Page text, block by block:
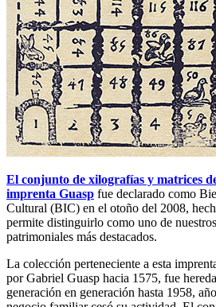
El conjunto de xilografías y matrices
imprenta Guasp fue declarado como
Cultural (BIC) en el otoño del 2008,
permite distinguirlo como uno de
patrimoniales más destacados.
La colección perteneciente a esta
por Gabriel Guasp hacia 1575, fue
generación en generación hasta 1958,